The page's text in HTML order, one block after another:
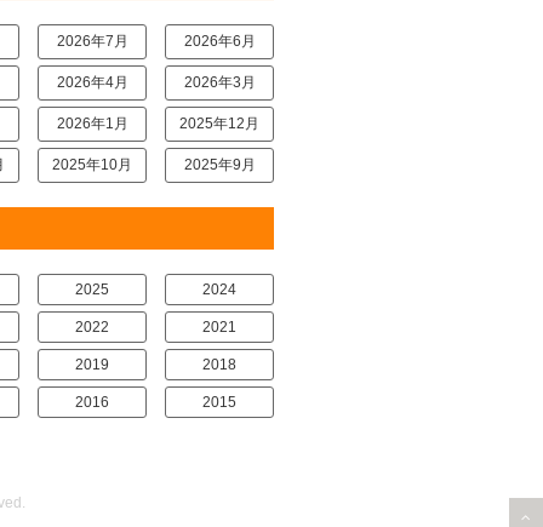
2026年7月 2026年6月
2026年4月 2026年3月
2026年1月 2025年12月
2025年10月 2025年9月
2025 2024
2022 2021
2019 2018
2016 2015